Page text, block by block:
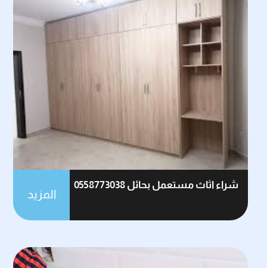
شراء اثاث مستعمل بحائل 0558773038
المزيد